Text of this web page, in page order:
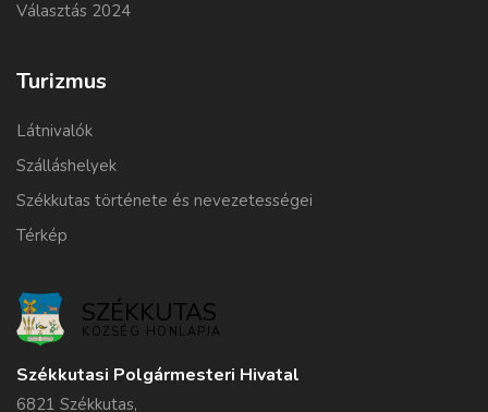
Választás 2024
Turizmus
Látnivalók
Szálláshelyek
Székkutas története és nevezetességei
Térkép
SZÉKKUTAS
KÖZSÉG HONLAPJA
Székkutasi Polgármesteri Hivatal
6821 Székkutas,